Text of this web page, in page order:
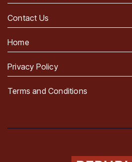
Contact Us
Home
Privacy Policy
Terms and Conditions